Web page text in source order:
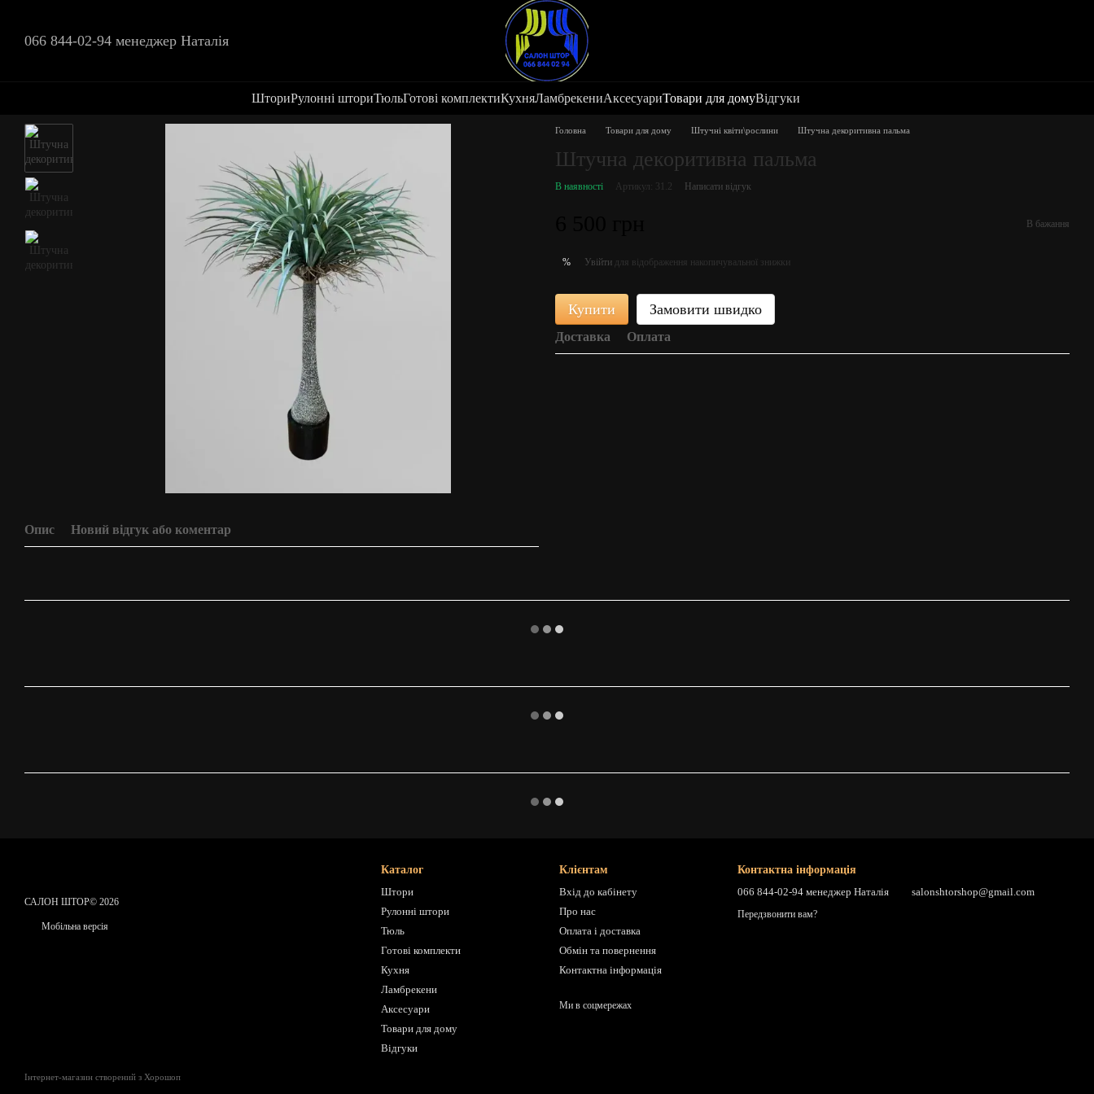
066 844-02-94 менеджер Наталія
ШториРулонні шториТюльГотові комплектиКухняЛамбрекениАксесуариТовари для домуВідгуки
Опис Новий відгук або коментар
Головна Товари для дому Штучні квіти\рослини Штучна декоритивна пальма
Штучна декоритивна пальма
В наявності Артикул: 31.2 Написати відгук
В бажання
% Увійти для відображення накопичувальної знижки
Купити Замовити швидко
Доставка Оплата
САЛОН ШТОР© 2026
Мобільна версія
Інтернет-магазин створений з Хорошоп
Каталог
Штори
Рулонні штори
Тюль
Готові комплекти
Кухня
Ламбрекени
Аксесуари
Товари для дому
Відгуки
Клієнтам
Вхід до кабінету
Про нас
Оплата і доставка
Обмін та повернення
Контактна інформація
Ми в соцмережах
Контактна інформація
066 844-02-94 менеджер Наталія
Передзвонити вам?
salonshtorshop@gmail.com